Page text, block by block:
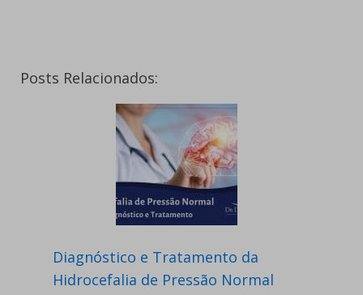
Posts Relacionados:
Diagnóstico e Tratamento da
Hidrocefalia de Pressão Normal